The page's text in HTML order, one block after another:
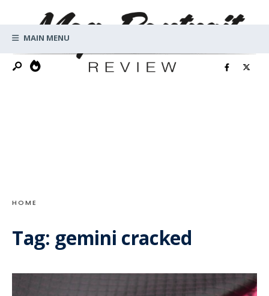
contentMAIN MENU
HOME
Tag: gemini cracked